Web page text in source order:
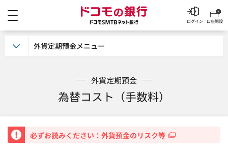
ドコモの銀行 ドコモ
口座開設
ログイン
外貨定期預金
為替コスト（手数料）
重要
必ずお読みください：外貨預金のリスク等
外貨定期預金メニュー